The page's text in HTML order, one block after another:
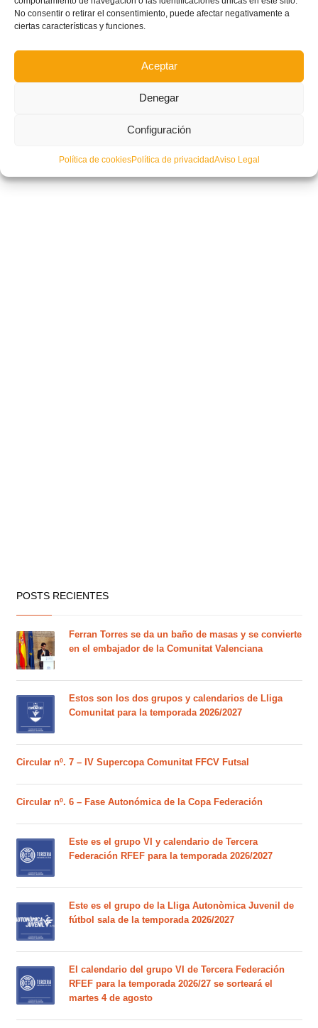
No consentir o retirar el consentimiento, puede afectar negativamente a
ciertas características y funciones.
Aceptar
Denegar
Configuración
Política de cookiesPolítica de privacidadAviso Legal
Selecció Valenciana sub12 vs Castilla-La Mancha (Campeonato Nacional
POSTS RECIENTES
Ferran Torres se da un baño de masas y se convierte
en el embajador de la Comunitat Valenciana
Estos son los dos grupos y calendarios de Lliga
Comunitat para la temporada 2026/2027
Circular nº. 7 – IV Supercopa Comunitat FFCV Futsal
Circular nº. 6 – Fase Autonómica de la Copa Federación
Este es el grupo VI y calendario de Tercera
Federación RFEF para la temporada 2026/2027
Este es el grupo de la Lliga Autonòmica Juvenil de
fútbol sala de la temporada 2026/2027
El calendario del grupo VI de Tercera Federación
RFEF para la temporada 2026/27 se sorteará el
martes 4 de agosto